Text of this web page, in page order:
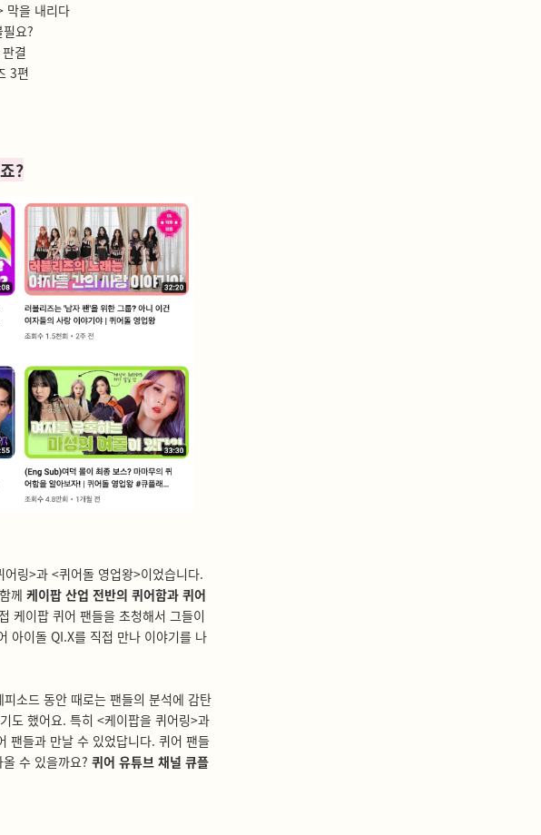
막을 내리다
요?
결
3편
?
링>과 <퀴어돌 영업왕>이었습니다.
께 케이팝 산업 전반의 퀴어함과 퀴어
케이팝 퀴어 팬들을 초청해서 그들이
아이돌 QI.X를 직접 만나 이야기를 나
소드 동안 때로는 팬들의 분석에 감탄
도 했어요. 특히 <케이팝을 퀴어링>과
팬들과 만날 수 있었답니다. 퀴어 팬들
수 있을까요? 퀴어 유튜브 채널 큐플